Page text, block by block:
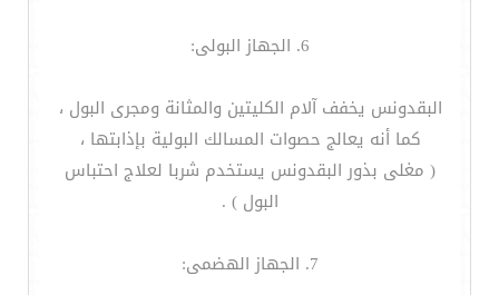
6. الجهاز البولى:
البقدونس يخفف آلام الكليتين والمثانة ومجرى البول ،
كما أنه يعالج حصوات المسالك البولية بإذابتها ،
( مغلى بذور البقدونس يستخدم شربا لعلاج احتباس
البول ) .
7. الجهاز الهضمى: